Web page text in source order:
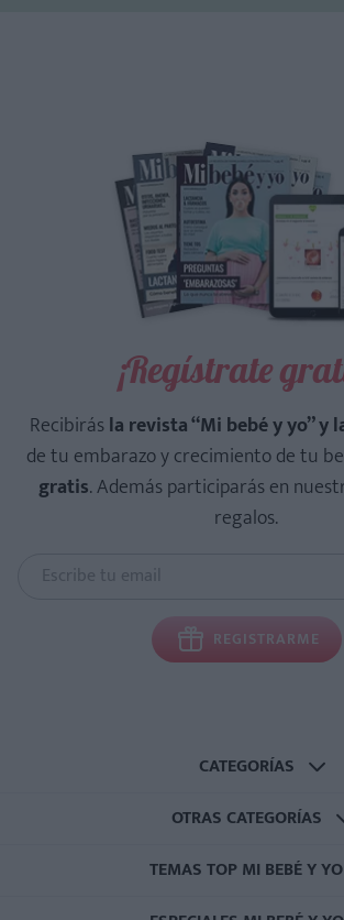
¡Regístrate
Recibirásla revista “Mi bebé y yo” y
de tu embarazo y crecimiento de tu
gratis. Además participarás en
regalos.
REGISTRARME
CATEGORÍAS
OTRAS CATEGORÍAS
TEMAS TOP MI BEBÉ Y YO